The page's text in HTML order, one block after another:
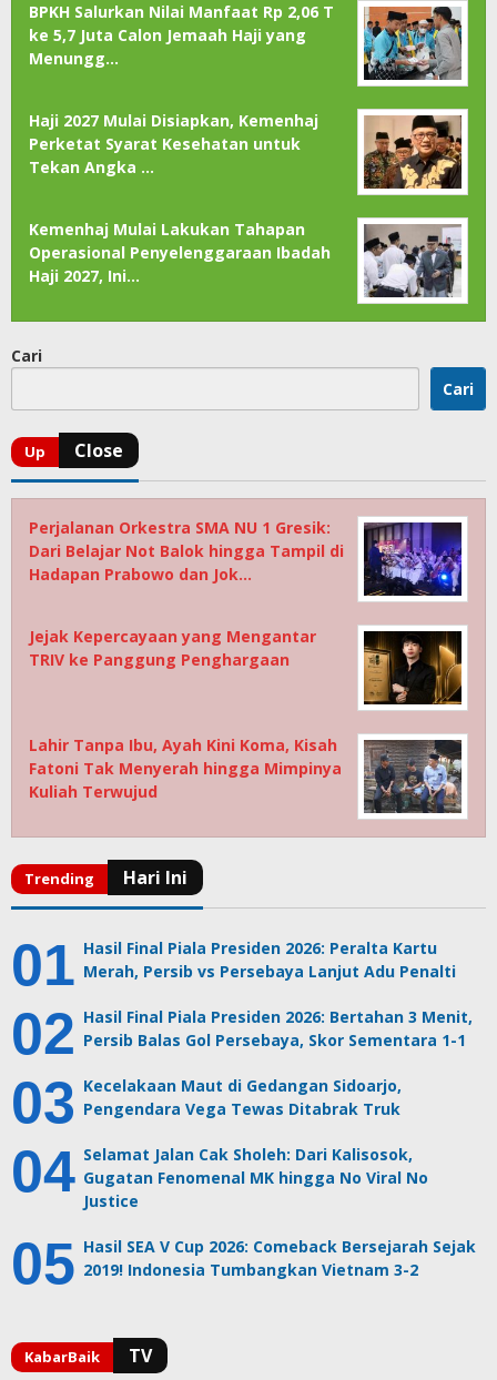
BPKH Salurkan Nilai Manfaat Rp 2,06 T
ke 5,7 Juta Calon Jemaah Haji yang
Menungg…
Haji 2027 Mulai Disiapkan, Kemenhaj
Perketat Syarat Kesehatan untuk
Tekan Angka …
Kemenhaj Mulai Lakukan Tahapan
Operasional Penyelenggaraan Ibadah
Haji 2027, Ini…
Cari
Cari
Perjalanan Orkestra SMA NU 1 Gresik:
Dari Belajar Not Balok hingga Tampil di
Hadapan Prabowo dan Jok…
Jejak Kepercayaan yang Mengantar
TRIV ke Panggung Penghargaan
Lahir Tanpa Ibu, Ayah Kini Koma, Kisah
Fatoni Tak Menyerah hingga Mimpinya
Kuliah Terwujud
Hasil Final Piala Presiden 2026: Peralta Kartu
Merah, Persib vs Persebaya Lanjut Adu Penalti
Hasil Final Piala Presiden 2026: Bertahan 3 Menit,
Persib Balas Gol Persebaya, Skor Sementara 1-1
Kecelakaan Maut di Gedangan Sidoarjo,
Pengendara Vega Tewas Ditabrak Truk
Selamat Jalan Cak Sholeh: Dari Kalisosok,
Gugatan Fenomenal MK hingga No Viral No
Justice
Hasil SEA V Cup 2026: Comeback Bersejarah Sejak
2019! Indonesia Tumbangkan Vietnam 3-2